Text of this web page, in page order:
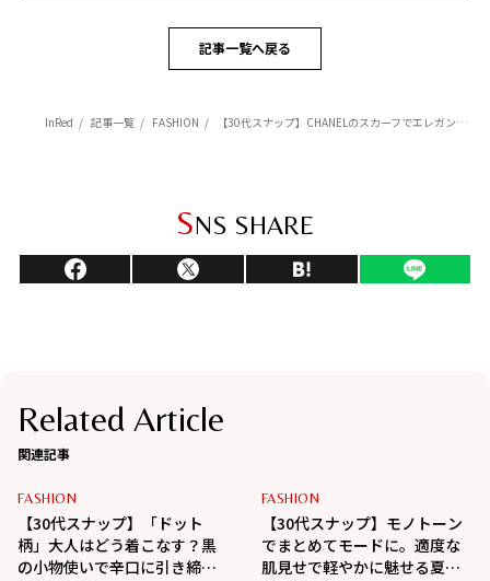
記事一覧へ戻る
InRed 記事一覧 FASHION 【30代スナップ】CHANELのスカーフでエレガントに。メッシュトップス×デニムパンツで作るカジュアルコーデを、一気に洗練！
SNS SHARE
Related Article
関連記事
FASHION
【30代スナップ】「ドット
柄」大人はどう着こなす？黒
の小物使いで辛口に引き締め
FASHION
【30代スナップ】モノトーン
でまとめてモードに。適度な
肌見せで軽やかに魅せる夏ス